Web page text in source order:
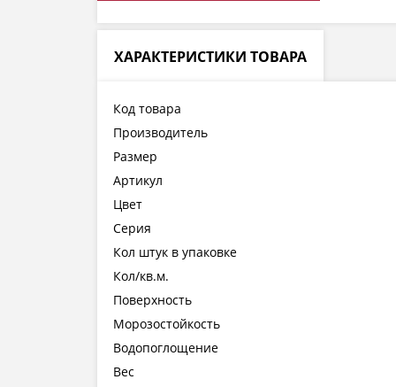
ХАРАКТЕРИСТИКИ ТОВАРА
Код товара
Производитель
Размер
Артикул
Цвет
Серия
Кол штук в упаковке
Кол/кв.м.
Поверхность
Морозостойкость
Водопоглощение
Вес